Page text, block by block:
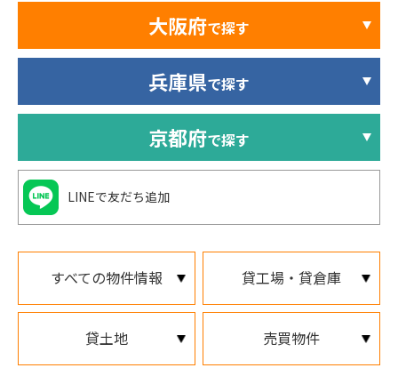
すべての物件情報 貸工場・貸倉庫
貸土地 売買物件
大阪府で探す
兵庫県で探す
京都府で探す
LINEで友だち追加